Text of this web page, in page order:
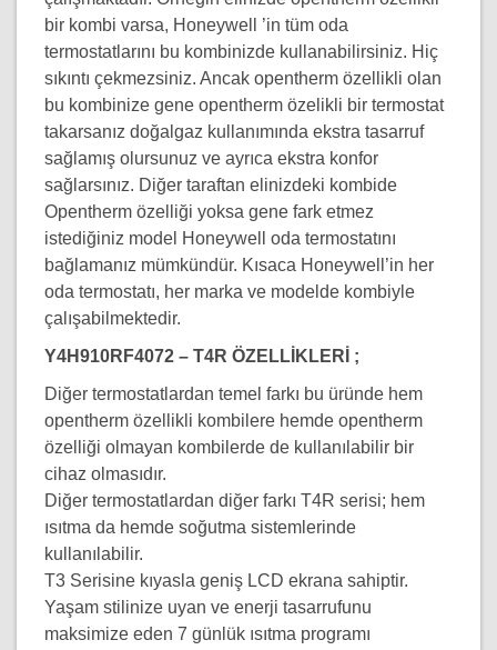
bir kombi varsa, Honeywell ’in tüm oda
termostatlarını bu kombinizde kullanabilirsiniz. Hiç
sıkıntı çekmezsiniz. Ancak opentherm özellikli olan
bu kombinize gene opentherm özelikli bir termostat
takarsanız doğalgaz kullanımında ekstra tasarruf
sağlamış olursunuz ve ayrıca ekstra konfor
sağlarsınız. Diğer taraftan elinizdeki kombide
Opentherm özelliği yoksa gene fark etmez
istediğiniz model Honeywell oda termostatını
bağlamanız mümkündür. Kısaca Honeywell’in her
oda termostatı, her marka ve modelde kombiyle
çalışabilmektedir.
Y4H910RF4072 – T4R ÖZELLİKLERİ ;
Diğer termostatlardan temel farkı bu üründe hem
opentherm özellikli kombilere hemde opentherm
özelliği olmayan kombilerde de kullanılabilir bir
cihaz olmasıdır.
Diğer termostatlardan diğer farkı T4R serisi; hem
ısıtma da hemde soğutma sistemlerinde
kullanılabilir.
T3 Serisine kıyasla geniş LCD ekrana sahiptir.
Yaşam stilinize uyan ve enerji tasarrufunu
maksimize eden 7 günlük ısıtma programı